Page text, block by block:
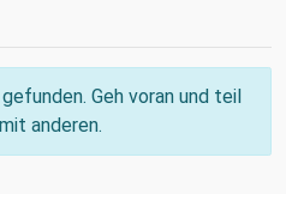
Geh voran und teil
anderen.